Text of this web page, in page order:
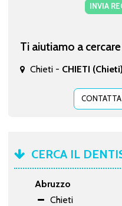
INVIA
Ti aiutiamo a
Chieti - CHIETI (Chieti)
CERCA IL
Abruzzo
Chieti